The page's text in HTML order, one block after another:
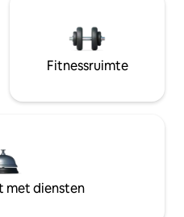
Fitnessruimte
met diensten